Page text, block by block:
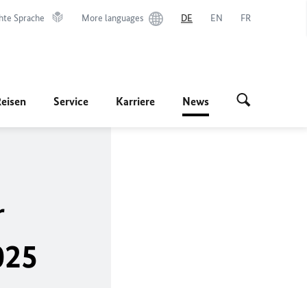
Sprache More languages DE EN FR
Service Karriere News